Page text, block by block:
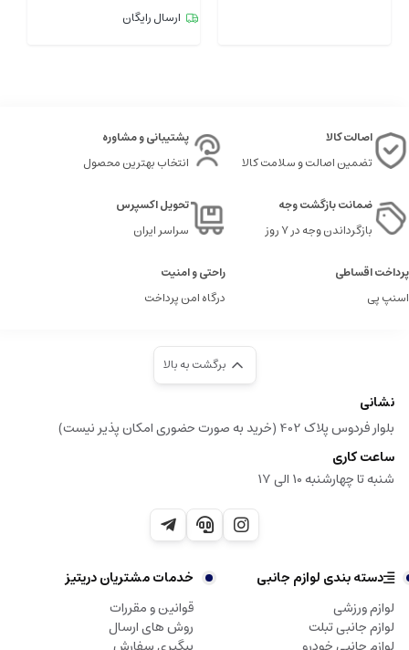
ارسال رایگان
اصالت کالا
تضمین اصالت و سلامت کالا
پشتیبانی و مشاوره
انتخاب بهترین محصول
ضمانت بازگشت وجه
بازگرداندن وجه در ۷ روز
تحویل اکسپرس
سراسر ایران
پرداخت اقساطی
اسنپ پی
راحتی و امنیت
درگاه امن پرداخت
برگشت به بالا
نشانی
بلوار فردوس پلاک 402 (خرید به صورت حضوری امکان پذیر نیست)
ساعت کاری
شنبه تا چهارشنبه 10 الی 17
دسته بندی لوازم جانبی
لوازم ورزشی
لوازم جانبی تبلت
خدمات مشتریان دریتیز
قوانین و مقررات
روش های ارسال